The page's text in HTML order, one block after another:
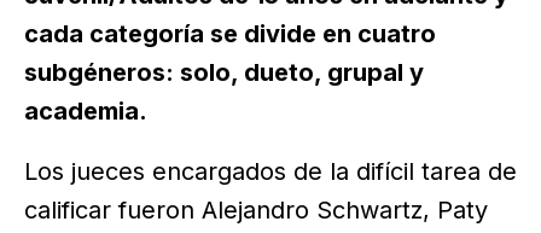
cada categoría se divide en cuatro
subgéneros: solo, dueto, grupal y
academia.
Los jueces encargados de la difícil tarea de
calificar fueron Alejandro Schwartz, Paty